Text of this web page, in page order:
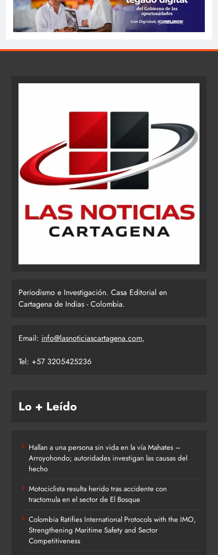
Periodismo e Investigación. Casa Editorial en
Cartagena de Indias - Colombia.
Email: info@lasnoticiascartagena.com,
Tel: +57 3205425236
Lo + Leído
Hallan a una persona sin vida en la vía Mahates –
Arroyohondo; autoridades investigan las causas del
hecho
Motociclista resulta herido tras accidente con
tractomula en el sector de El Bosque
Colombia Ratifies International Protocols with the IMO,
Strengthening Maritime Safety and Sector
Competitiveness